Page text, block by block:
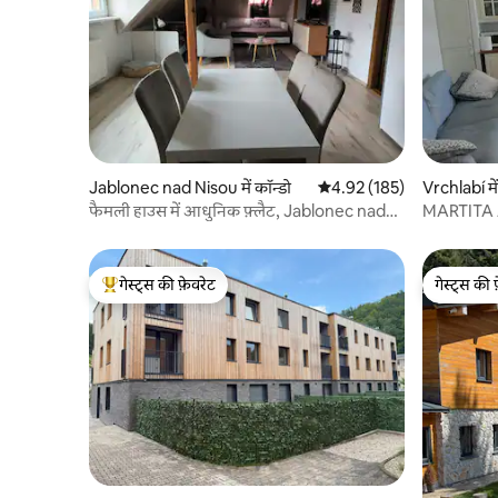
Jablonec nad Nisou में कॉन्डो औसत रेटिंग 5 में से 4.92, 185
4.92 (185)
फैमली हाउस में आधुनिक फ़्लैट, Jablonec nad
Vrchlabí में
गेस्ट्स का टॉप फ़ेवरेट
गेस्ट्स की फ़ेवरेट
गेस्ट्स की
गेस्ट्स की